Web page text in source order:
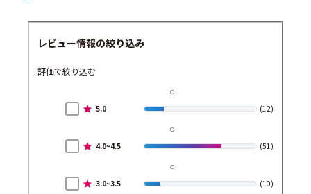
レビュー情報の絞り込み
評価で絞り込む
5.0 (12)
4.0~4.5 (51)
3.0~3.5 (10)